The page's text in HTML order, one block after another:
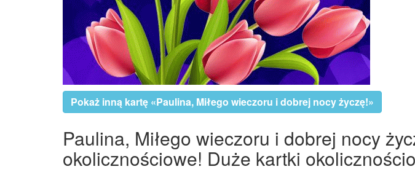
Pokaż inną kartę «Paulina, Miłego wieczoru i dobrej nocy życzę!»
Paulina, Miłego wieczoru i dobrej nocy
okolicznościowe! Duże kartki